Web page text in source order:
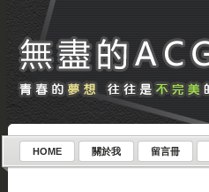
HOME 關於我 留言冊